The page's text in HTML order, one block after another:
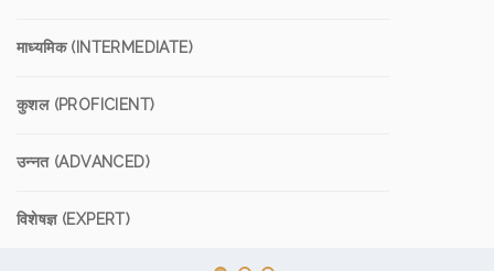
माध्यमिक (INTERMEDIATE)
कुशल (PROFICIENT)
उन्नत (ADVANCED)
विशेषज्ञ (EXPERT)